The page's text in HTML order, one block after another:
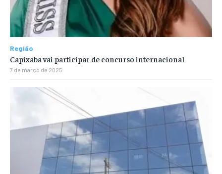
Região
Capixaba vai participar de concurso internacional
7 de março de 2025